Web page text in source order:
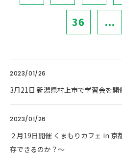
36 ...
2023/01/26
3月21日 新潟県村上市で学習会を開
2023/01/26
２月19日開催 くまもりカフェ in 京
存できるのか？～